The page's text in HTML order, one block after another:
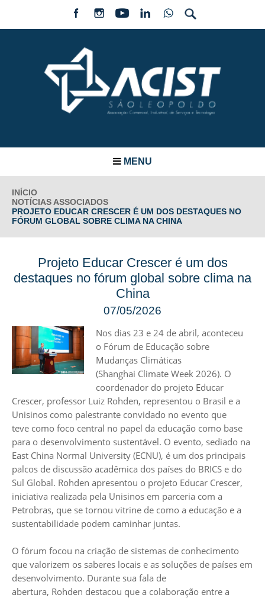
MENU
INÍCIO
NOTÍCIAS ASSOCIADOS
PROJETO EDUCAR CRESCER É UM DOS DESTAQUES NO
FÓRUM GLOBAL SOBRE CLIMA NA CHINA
Projeto Educar Crescer é um dos
destaques no fórum global sobre clima na
China
07/05/2026
Nos dias 23 e 24 de abril, aconteceu
o Fórum de Educação sobre
Mudanças Climáticas
(Shanghai Climate Week 2026). O
coordenador do projeto Educar
Crescer, professor Luiz Rohden, representou o Brasil e a
Unisinos como palestrante convidado no evento que
teve como foco central no papel da educação como base
para o desenvolvimento sustentável. O evento, sediado na
East China Normal University (ECNU), é um dos principais
palcos de discussão acadêmica dos países do BRICS e do
Sul Global. Rohden apresentou o projeto Educar Crescer,
iniciativa realizada pela Unisinos em parceria com a
Petrobras, que se tornou vitrine de como a educação e a
sustentabilidade podem caminhar juntas.
O fórum focou na criação de sistemas de conhecimento
que valorizem os saberes locais e as soluções de países em
desenvolvimento. Durante sua fala de
abertura, Rohden destacou que a colaboração entre a